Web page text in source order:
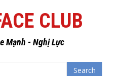
CLUB
Mạnh - Nghị Lực
Search